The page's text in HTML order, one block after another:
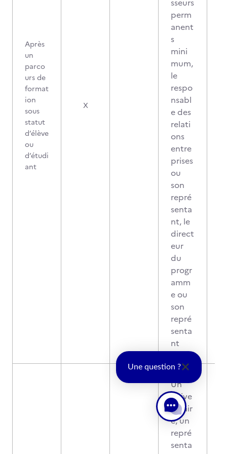
Après
un
parco
urs de
format
ion
sous
statut
d’élève
ou
d’étudi
ant
X
sseurs
perm
anent
s
mini
mum,
le
respo
nsabl
e des
relati
ons
entre
prises
ou
son
repré
senta
nt, le
direct
eur
du
progr
amm
e ou
son
repré
senta
nt
Un
unive
rsitair
e, un
repré
senta
Une question ?